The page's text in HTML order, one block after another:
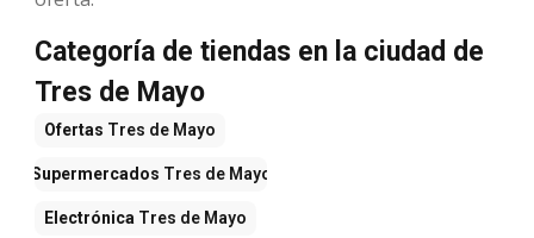
Categoría de tiendas en la ciudad de
Tres de Mayo
Ofertas Tres de Mayo
Supermercados Tres de Mayo
Electrónica Tres de Mayo